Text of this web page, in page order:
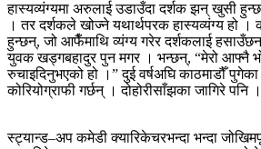
हास्यव्यंग्यमा अरुलाई उडाउँदा दर्शक झन् खुसी
। तर दर्शकले खोज्ने यथार्थपरक हास्यव्यंग्य हो
हुन्छन्, जो आफैँमाथि व्यंग्य गरेर दर्शकलाई
युवक खड्गबहादुर पुन मगर । भन्छन्, “मेरो आफ्नै
रुचाइदिनुभएको हो ।” दुई वर्षअघि काठमाडौँ
कोरियोग्राफी गर्छन् । दोहोरीसाँझका जागिरे पनि ।
स्ट्यान्ड–अप कमेडी क्यारिकेचरभन्दा भन्दा